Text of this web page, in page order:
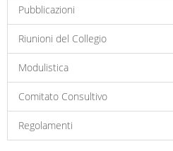
Pubblicazioni
Riunioni del Collegio
Modulistica
Comitato Consultivo
Regolamenti